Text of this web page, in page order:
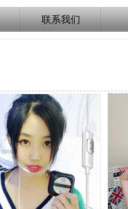
联系我们